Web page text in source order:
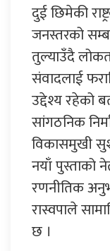
दुई छिमेकी
जनस्तरको
तुल्याउँदै
संवादलाई
उद्देश्य रहेको
सांगठनिक
विकासमुखी
नयाँ पुस्ताको
रणनीतिक
रास्वपाले
छ ।